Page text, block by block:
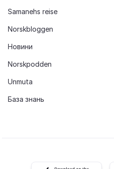
Samanehs reise
Norskbloggen
Новини
Norskpodden
Unmuta
База знань